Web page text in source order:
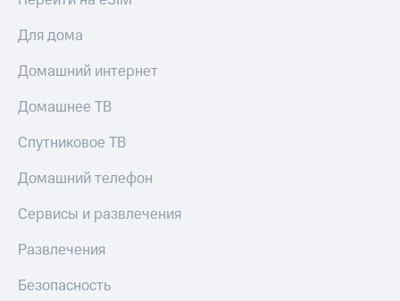
Для дома
Домашний интернет
Домашнее ТВ
Спутниковое ТВ
Домашний телефон
Сервисы и развлечения
Развлечения
Безопасность